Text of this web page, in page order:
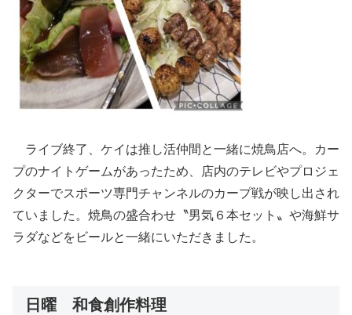
ライブ終了、ケイは推し活仲間と一緒に焼鳥店へ。カー
プのナイトゲームがあったため、店内のテレビやプロジェ
クターでスポーツ専門チャンネルのカープ戦が映し出され
ていました。焼鳥の盛合わせ〝男気６本セット〟や海鮮サ
ラダなどをビールと一緒にいただきました。
日曜 和食創作料理